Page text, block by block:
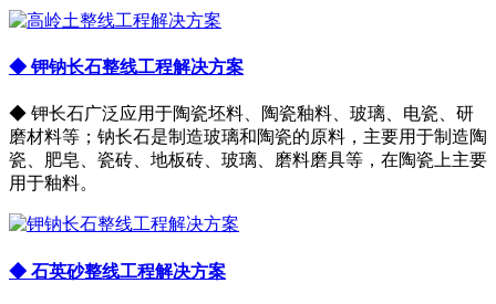
◆ 钾钠长石整线工程解决方案
◆ 钾长石广泛应用于陶瓷坯料、陶瓷釉料、玻璃、电瓷、研
磨材料等；钠长石是制造玻璃和陶瓷的原料，主要用于制造陶
瓷、肥皂、瓷砖、地板砖、玻璃、磨料磨具等，在陶瓷上主要
用于釉料。
◆ 石英砂整线工程解决方案